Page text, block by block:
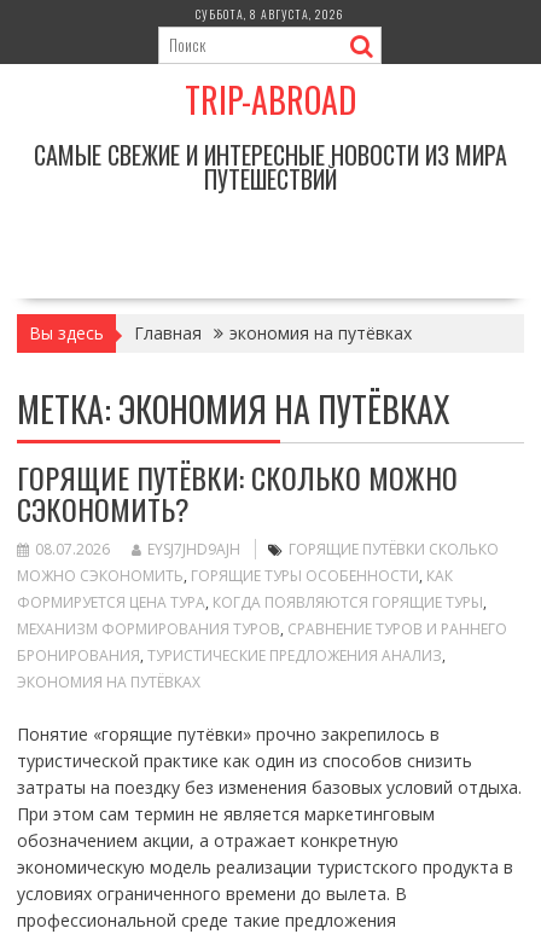
содержимому
СУББОТА, 8 АВГУСТА, 2026
TRIP-ABROAD
САМЫЕ СВЕЖИЕ И ИНТЕРЕСНЫЕ НОВОСТИ ИЗ МИРА
ПУТЕШЕСТВИЙ
Вы здесь Главная экономия на путёвках
МЕТКА:ЭКОНОМИЯ НА ПУТЁВКАХ
ГОРЯЩИЕ ПУТЁВКИ: СКОЛЬКО МОЖНО
СЭКОНОМИТЬ?
08.07.2026 EYSJ7JHD9AJH
ГОРЯЩИЕ ПУТЁВКИ СКОЛЬКО
МОЖНО СЭКОНОМИТЬ, ГОРЯЩИЕ ТУРЫ ОСОБЕННОСТИ, КАК
ФОРМИРУЕТСЯ ЦЕНА ТУРА, КОГДА ПОЯВЛЯЮТСЯ ГОРЯЩИЕ ТУРЫ,
МЕХАНИЗМ ФОРМИРОВАНИЯ ТУРОВ, СРАВНЕНИЕ ТУРОВ И РАННЕГО
БРОНИРОВАНИЯ, ТУРИСТИЧЕСКИЕ ПРЕДЛОЖЕНИЯ АНАЛИЗ,
ЭКОНОМИЯ НА ПУТЁВКАХ
Понятие «горящие путёвки» прочно закрепилось в
туристической практике как один из способов снизить
затраты на поездку без изменения базовых условий отдыха.
При этом сам термин не является маркетинговым
обозначением акции, а отражает конкретную
экономическую модель реализации туристского продукта в
условиях ограниченного времени до вылета. В
профессиональной среде такие предложения